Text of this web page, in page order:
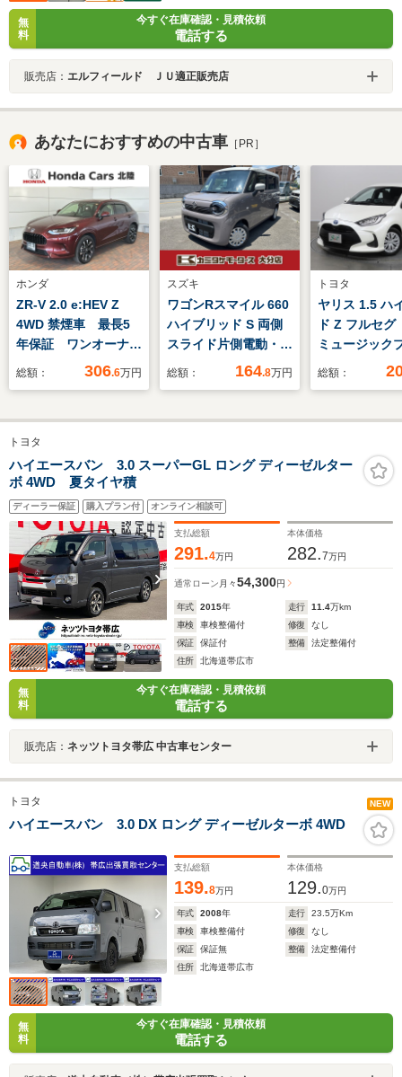
無
料
今すぐ在庫確認・見積依頼
電話する
販売店： エルフィールド ＪＵ適正販売店
あなたにおすすめの中古車 ［PR］
ホンダ
ZR-V 2.0 e:HEV Z
4WD 禁煙車 最長5
年保証 ワンオーナ
ー honda純正ナ
オ ドライブレコー
ダー 電動テールゲー
ト 衝突軽減ブレー
キ 踏み間違い防止
ETC LEDヘッドライ
ト
総額： 306.6万円
スズキ
ワゴンRスマイル 660
ハイブリッド S 両側
スライド片側電動・ク
リアランスソナー
総額： 164.8万円
トヨタ
ヤリス 1.5 ハ
ド Z フル
ミュージック
ー接続可 シ
ーム 車線逸
ム ETC ド
LEDヘッド
総額：
トヨタ
ハイエースバン 3.0 スーパーGL ロング ディーゼルター
ボ 4WD 夏タイヤ積
ディーラー保証 購入プラン付 オンライン相談可
支払総額
291.4万円
本体価格
282.7万円
通常ローン 月々54,300円
年式 2015年 走行 11.4万km
車検
車検整備付 修復
なし
保証
保証付 整備
法定整備付
住所
北海道帯広市
無
料
今すぐ在庫確認・見積依頼
電話する
販売店： ネッツトヨタ帯広 中古車センター
トヨタ NEW
ハイエースバン 3.0 DX ロング ディーゼルターボ 4WD
支払総額
139.8万円
本体価格
129.0万円
年式 2008年 走行 23.5万Km
車検
車検整備付 修復
なし
保証
保証無 整備
法定整備付
住所
北海道帯広市
無
料
今すぐ在庫確認・見積依頼
電話する